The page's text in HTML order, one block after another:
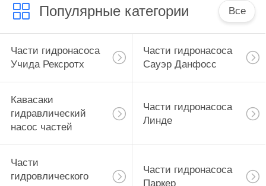
Популярные категории Все
Части гидронасоса
Учида Рексротх
Части гидронасоса
Сауэр Данфосс
Кавасаки
гидравлический
насос частей
Части гидронасоса
Линде
Части
гидровлического
Части гидронасоса
Паркер